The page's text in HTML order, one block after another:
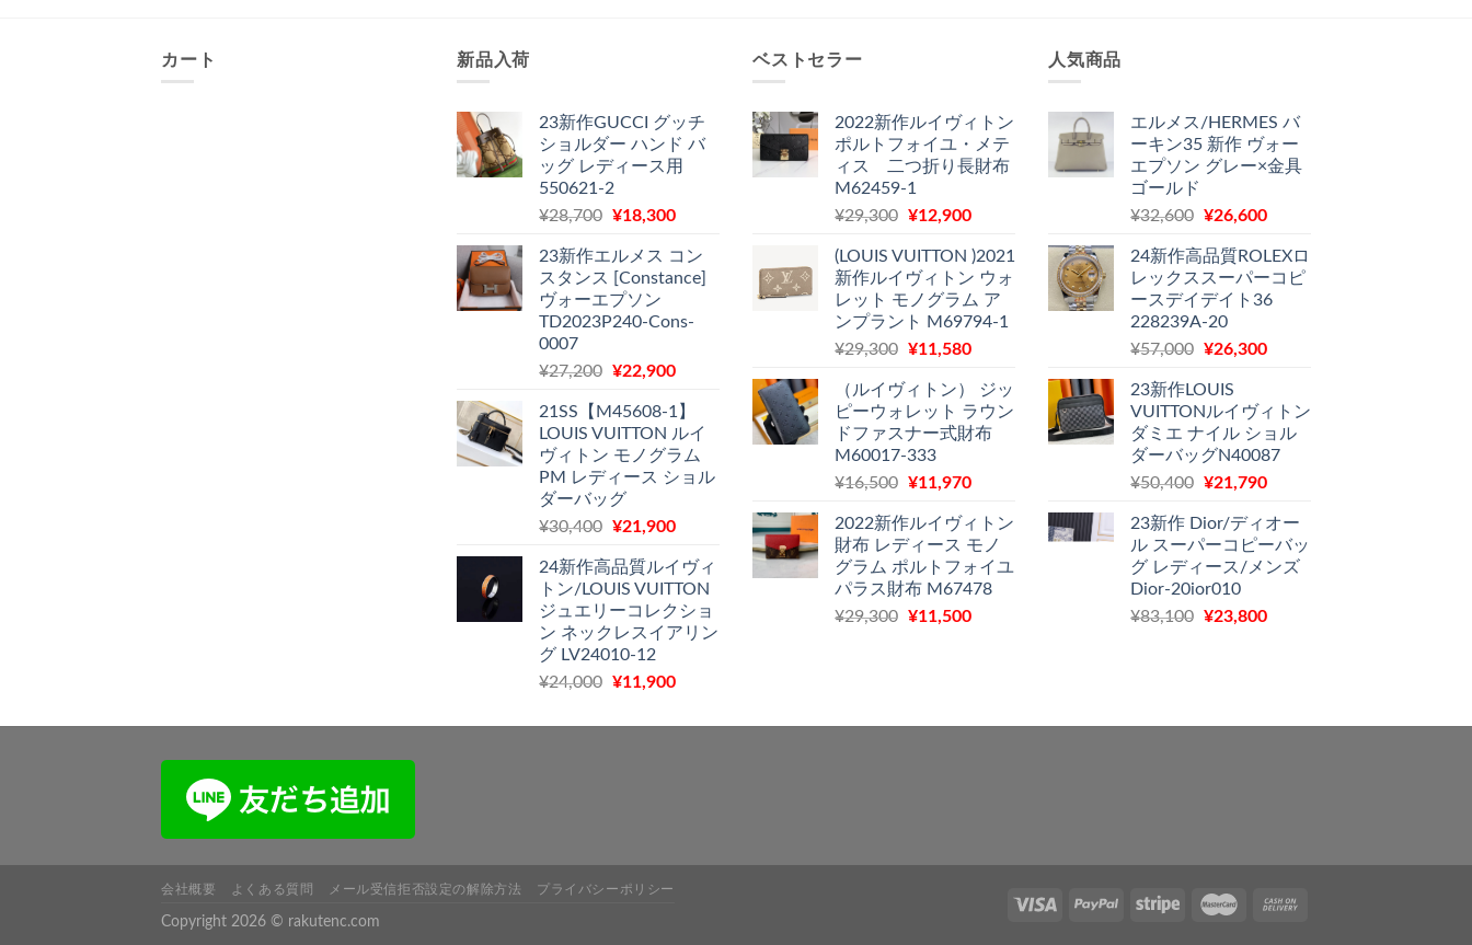
カート 新品入荷
23新作GUCCI グッチ
ショルダー ハンド バ
ッグ レディース用
550621-2
¥28,700 元
価
格
は
¥28,700
し
¥18,300現
の
価
は
で
す。
23新作エルメス コン
スタンス [Constance]
ヴォーエプソン
TD2023P240-Cons-
0007
¥27,200 元
価
格
は
¥27,200
で
し
¥22,900現
の
価
格
は
で
21SS【M45608-1】
LOUIS VUITTON ルイ
ヴィトン モノグラム
PM レディース ショル
ダーバッグ
¥30,400 元
価
格
¥30,400
で
し
¥21,900現
の
価
格
は
で
24新作高品質ルイヴィ
トン/LOUIS VUITTON
ジュエリーコレクショ
ン ネックレスイアリン
グ LV24010-12
¥24,000 元
価
た。
¥11,900現
の
す。
ベストセラー
2022新作ルイヴィトン
ポルトフォイユ・メテ
ィス 二つ折り長財布
M62459-1
¥29,300 元
価
格
は
¥29,300
で
た。
¥12,900現
の
価
格
は
¥12,900
す。
(LOUIS VUITTON )2021
新作ルイヴィトン ウォ
レット モノグラム ア
ンプラント M69794-1
¥29,300 元
価
格
は
¥29,300
で
た。
¥11,580現
の
価
格
¥11,580
す。
（ルイヴィトン） ジッ
ピーウォレット ラウン
ドファスナー式財布
M60017-333
¥16,500 元
価
格
は
¥16,500
で
¥11,970現
の
価
格
は
¥11,970
2022新作ルイヴィトン
財布 レディース モノ
グラム ポルトフォイユ
パラス財布 M67478
¥29,300 元
¥29,300
¥11,500現
は
人気商品
エルメス/HERMES バ
ーキン35 新作 ヴォー
エプソン グレー×金具
ゴールド
¥32,600 元
価
格
は
¥32,600
で
た。
¥26,600現
の
価
格
¥26,600
24新作高品質ROLEXロ
レックススーパーコピ
ースデイデイト36
228239A-20
¥57,000 元
価
格
は
¥57,000
で
た。
¥26,300現
価
格
は
¥26,300
す。
23新作LOUIS
VUITTONルイヴィトン
ダミエ ナイル ショル
ダーバッグN40087
¥50,400 元
価
格
¥50,400
で
¥21,790現
の
価
格
¥21,790
23新作 Dior/ディオー
ル スーパーコピーバッ
グ レディース/メンズ
Dior-20ior010
¥83,100 元
¥83,100
¥23,800現
は
会社概要 よくある質問 メール受信拒否設定の解除方法 プライバシーポリシー
Copyright 2026 © rakutenc.com